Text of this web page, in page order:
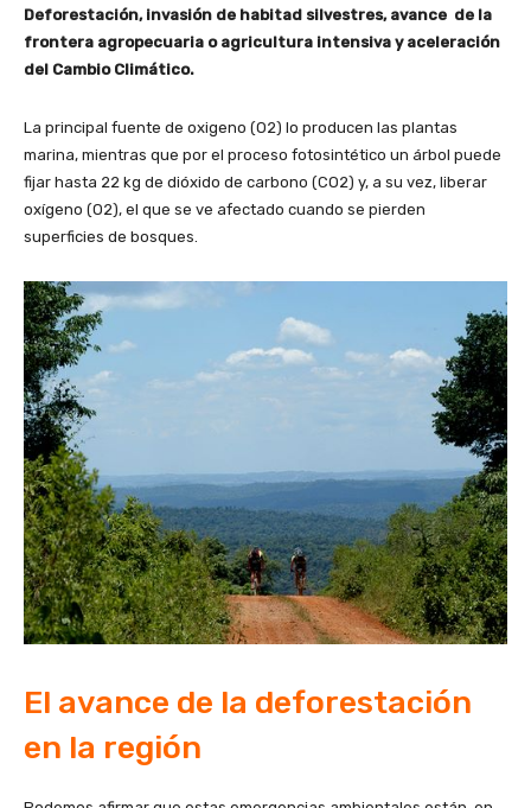
Deforestación, invasión de habitad silvestres, avance de la
frontera agropecuaria o agricultura intensiva y aceleración
del Cambio Climático.
La principal fuente de oxigeno (O2) lo producen las plantas
marina, mientras que por el proceso fotosintético un árbol puede
fijar hasta 22 kg de dióxido de carbono (CO2) y, a su vez, liberar
oxígeno (O2), el que se ve afectado cuando se pierden
superficies de bosques.
El avance de la deforestación
en la región